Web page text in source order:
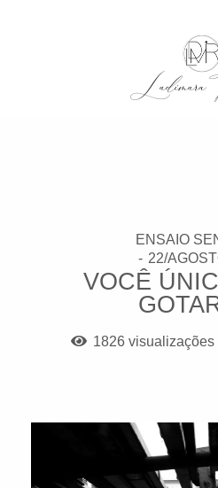
ENSAIO
22/
VOCÊ
1826 visualizações